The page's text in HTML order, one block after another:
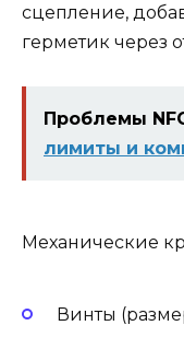
сцепление,
герметик через
Проблемы
лимиты и
Механические
Винты